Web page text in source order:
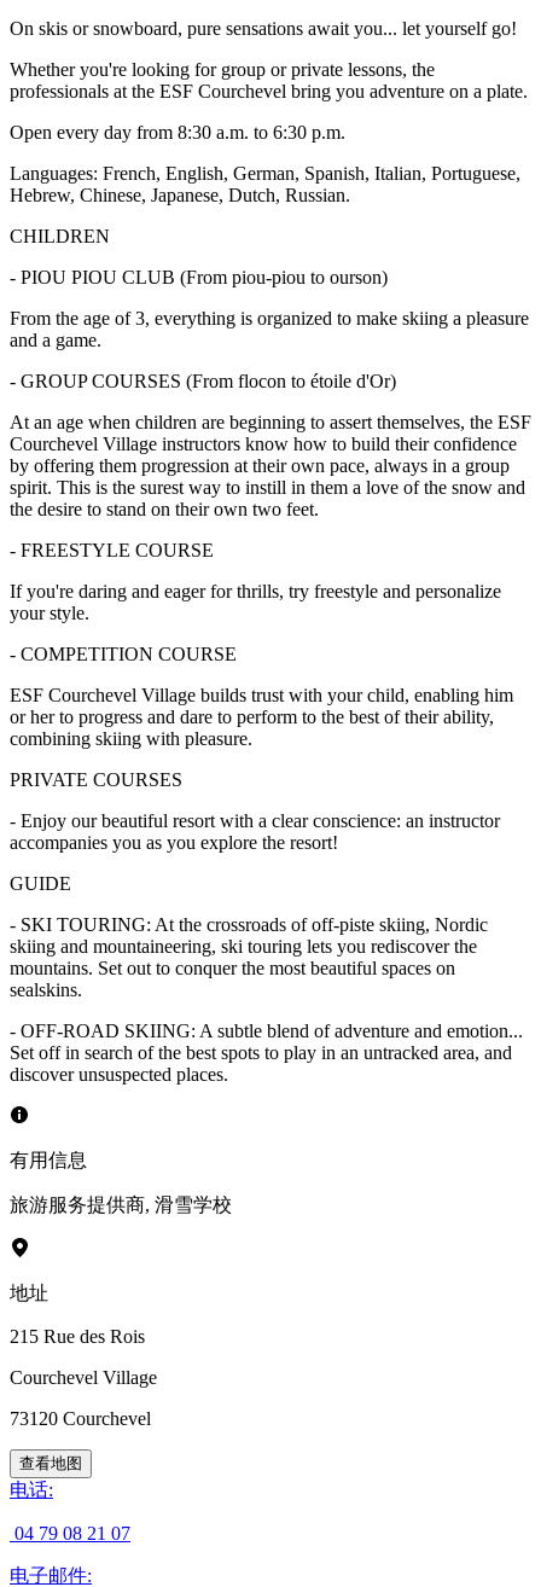
On skis or snowboard, pure sensations await you... let yourself go!
Whether you're looking for group or private lessons, the
professionals at the ESF Courchevel bring you adventure on a plate.
Open every day from 8:30 a.m. to 6:30 p.m.
Languages: French, English, German, Spanish, Italian, Portuguese,
Hebrew, Chinese, Japanese, Dutch, Russian.
CHILDREN
- PIOU PIOU CLUB (From piou-piou to ourson)
From the age of 3, everything is organized to make skiing a pleasure
and a game.
- GROUP COURSES (From flocon to étoile d'Or)
At an age when children are beginning to assert themselves, the ESF
Courchevel Village instructors know how to build their confidence
by offering them progression at their own pace, always in a group
spirit. This is the surest way to instill in them a love of the snow and
the desire to stand on their own two feet.
- FREESTYLE COURSE
If you're daring and eager for thrills, try freestyle and personalize
your style.
- COMPETITION COURSE
ESF Courchevel Village builds trust with your child, enabling him
or her to progress and dare to perform to the best of their ability,
combining skiing with pleasure.
PRIVATE COURSES
- Enjoy our beautiful resort with a clear conscience: an instructor
accompanies you as you explore the resort!
GUIDE
- SKI TOURING: At the crossroads of off-piste skiing, Nordic
skiing and mountaineering, ski touring lets you rediscover the
mountains. Set out to conquer the most beautiful spaces on
sealskins.
- OFF-ROAD SKIING: A subtle blend of adventure and emotion...
Set off in search of the best spots to play in an untracked area, and
discover unsuspected places.
有用信息
旅游服务提供商, 滑雪学校
地址
215 Rue des Rois
Courchevel Village
73120 Courchevel
查看地图
电话:
04 79 08 21 07
电子邮件: